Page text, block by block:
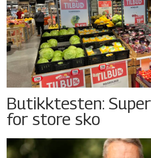
Butikktesten:
for store sko